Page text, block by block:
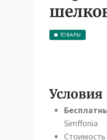
ТОВАРЫ
Условия
Simffonia
Стоимость